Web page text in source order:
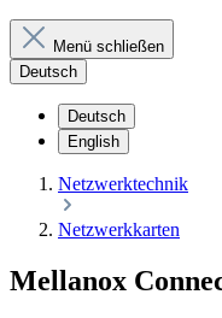
Menü schließen
Deutsch
Deutsch
English
Netzwerktechnik
Netzwerkkarten
Mellanox